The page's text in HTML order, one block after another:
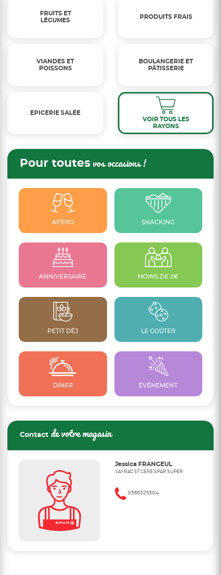
FRUITS ET
LÉGUMES
PRODUITS FRAIS
VIANDES ET
POISSONS
BOULANGERIE ET
PÂTISSERIE
EPICERIE SALÉE
VOIR TOUS LES
RAYONS
Pour toutes vos occasions !
APÉRO SNACKING
ANNIVERSAIRE MOINS DE 2€
PETIT DÉJ LE GOÛTER
DÎNER ÉVÉNEMENT
Contact de votre magasin
Jessica FRANGEUL
VAYRAC ST CERE SPAR SUPER
0565325504